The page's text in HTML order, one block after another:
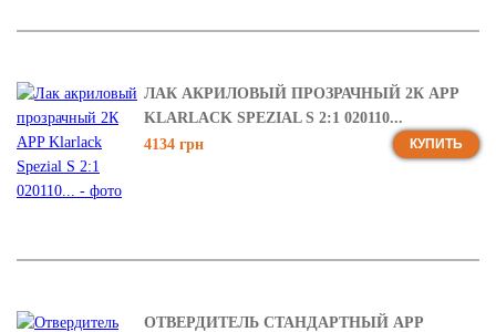
ЛАК АКРИЛОВЫЙ ПРОЗРАЧНЫЙ 2К APP
KLARLACK SPEZIAL S 2:1 020110...
4134 грн
КУПИТЬ
ОТВЕРДИТЕЛЬ СТАНДАРТНЫЙ APP